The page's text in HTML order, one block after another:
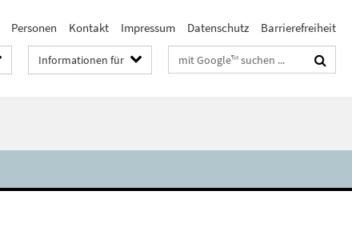
Personen Kontakt Impressum Datenschutz Barrierefreiheit
Informationen für Suchbegriffe